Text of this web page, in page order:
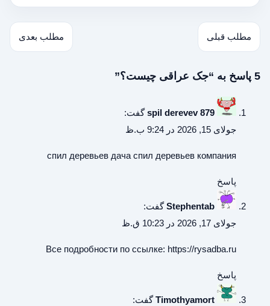
مطلب قبلی مطلب بعدی
5 پاسخ به “جک عراقی چیست؟”
spil derevev 879 گفت:
جولای 15, 2026 در 9:24 ب.ظ
спил деревьев дача спил деревьев компания
پاسخ
Stephentab گفت:
جولای 17, 2026 در 10:23 ق.ظ
Все подробности по ссылке: https://rysadba.ru
پاسخ
Timothyamort گفت: